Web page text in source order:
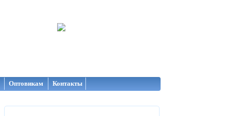
Оптовикам
Контакты